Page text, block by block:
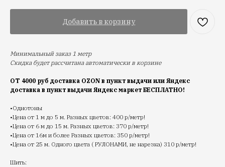
Добавить в корзину
Минимальный заказ 1 метр
Скидка будет рассчитана автоматически в корзине
ОТ 4000 руб доставка OZON в пункт выдачи или Яндекс
доставка в пункт выдачи Яндекс маркет БЕСПЛАТНО!
•Однотоны
•Цена от 1 м до 5 м. Разных цветов: 400 р/метр!
•Цена от 6 м до 15 м. Разных цветов: 370 р/метр!
•Цена от 16м и более Разных цветов: 350 р/метр!
•Цена от 25 м. Одного цвета ( РУЛОНАМИ, не нарезка) 310 р/метр!
Шить: